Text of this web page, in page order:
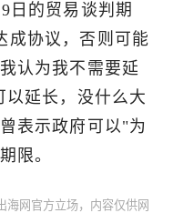
日的贸易谈判期
成协议，否则可能
认为我不需要延
延长，没什么大
表示政府可以"为
限。
海网官方立场，内容仅供网